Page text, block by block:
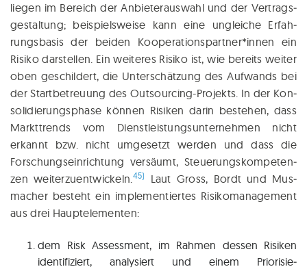
lie­gen im Bereich der Anbie­ter­aus­wahl und der Ver­trags­
ge­stal­tung; bei­spiels­wei­se kann eine unglei­che Erfah­
rungs­ba­sis der bei­den Kooperationspartner*innen ein
Risi­ko dar­stel­len. Ein wei­te­res Risi­ko ist, wie bereits wei­ter
oben geschil­dert, die Unter­schät­zung des Auf­wands bei
der Start­be­treu­ung des Out­sour­cing-Pro­jekts. In der Kon­
so­li­die­rungs­pha­se kön­nen Risi­ken dar­in bestehen, dass
Markt­trends vom Dienst­leis­tungs­un­ter­neh­men nicht
erkannt bzw. nicht umge­setzt wer­den und dass die
Forschungs­einrichtung ver­säumt, Steue­rungs­kom­pe­ten­
zen wei­ter­zu­ent­wi­ckeln.45)
Laut Gross, Bordt und Mus­
ma­cher besteht ein imple­men­tier­tes Risi­ko­ma­nage­ment
aus drei Hauptelementen:
dem Risk Assess­ment, im Rah­men des­sen Risi­ken
iden­ti­fi­ziert, ana­ly­siert und einem Priorisie­